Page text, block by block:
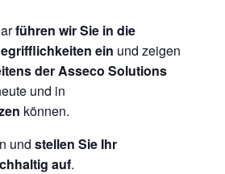
führen wir Sie in die
ein und zeigen
der Asseco Solutions
und in
können.
undstellen Sie Ihr
auf.